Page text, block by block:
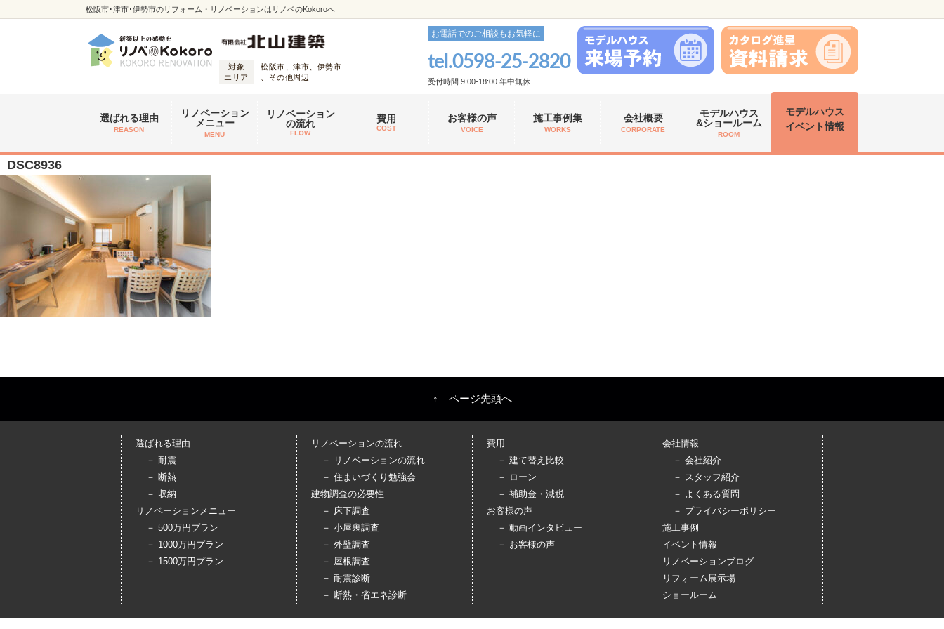
松阪市･津市･伊勢市のリフォーム・リノベーションはリノベのKokoroへ
対象
エリア
松阪市、津市、伊勢市
、その他周辺
お電話でのご相談もお気軽に
tel.0598-25-2820
受付時間 9:00-18:00 年中無休
選ばれる理由
REASON
リノベーション
メニュー
MENU
リノベーション
の流れ
FLOW
費用
COST
お客様の声
VOICE
施工事例集
WORKS
会社概要
CORPORATE
モデルハウス
&ショールーム
ROOM
モデルハウス
イベント情報
_DSC8936
↑ ページ先頭へ
選ばれる理由
－ 耐震
－ 断熱
－ 収納
リノベーションメニュー
－ 500万円プラン
－ 1000万円プラン
－ 1500万円プラン
リノベーションの流れ
－ リノベーションの流れ
－ 住まいづくり勉強会
建物調査の必要性
－ 床下調査
－ 小屋裏調査
－ 外壁調査
－ 屋根調査
－ 耐震診断
－ 断熱・省エネ診断
費用
－ 建て替え比較
－ ローン
－ 補助金・減税
お客様の声
－ 動画インタビュー
－ お客様の声
会社情報
－ 会社紹介
－ スタッフ紹介
－ よくある質問
－ プライバシーポリシー
施工事例
イベント情報
リノベーションブログ
リフォーム展示場
ショールーム